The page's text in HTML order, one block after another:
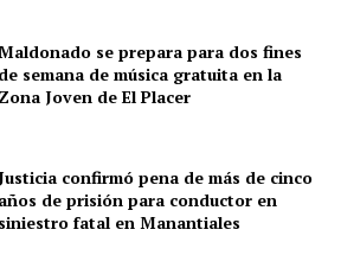
se prepara para dos fines
de semana de música gratuita en la
Zona Joven de El Placer
Justicia confirmó pena de más de cinco
años de prisión para conductor en
siniestro fatal en Manantiales